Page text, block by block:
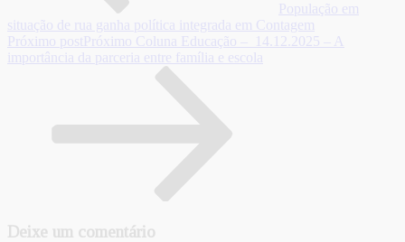
População em
situação de rua ganha política integrada em Contagem
Próximo post Próximo Coluna Educação – 14.12.2025 – A
importância da parceria entre família e escola
Deixe um comentário